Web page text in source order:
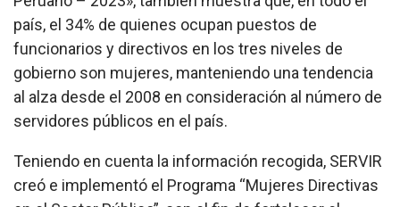
país, el 34% de quienes ocupan puestos de
funcionarios y directivos en los tres niveles de
gobierno son mujeres, manteniendo una tendencia
al alza desde el 2008 en consideración al número de
servidores públicos en el país.
Teniendo en cuenta la información recogida, SERVIR
creó e implementó el Programa “Mujeres Directivas